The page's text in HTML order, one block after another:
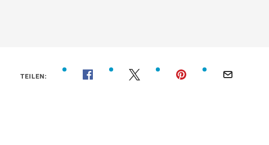
00:20
TEILEN: